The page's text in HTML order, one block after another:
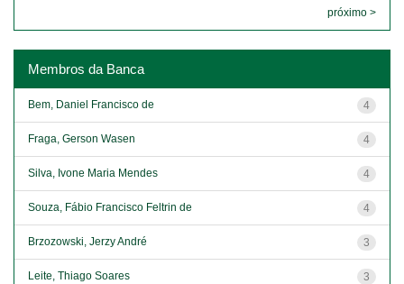
próximo >
Membros da Banca
4
Bem, Daniel Francisco de
4
Fraga, Gerson Wasen
4
Silva, Ivone Maria Mendes
4
Souza, Fábio Francisco Feltrin de
3
Brzozowski, Jerzy André
3
Leite, Thiago Soares